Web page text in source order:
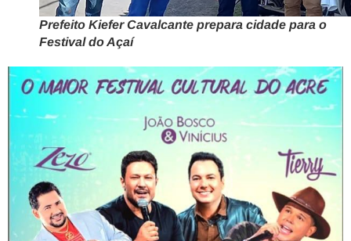
Prefeito Kiefer Cavalcante prepara cidade para o
Festival do Açaí